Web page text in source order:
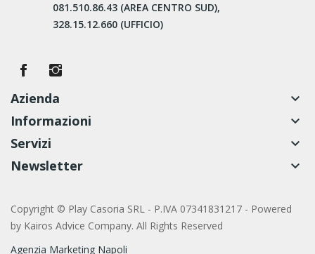
081.510.86.43 (AREA CENTRO SUD),
328.15.12.660 (UFFICIO)
Azienda
keyboard_arrow_down
Informazioni
keyboard_arrow_down
Servizi
keyboard_arrow_down
Newsletter
keyboard_arrow_down
Copyright © Play Casoria SRL - P.IVA 07341831217 - Powered
by Kairos Advice Company. All Rights Reserved
Agenzia Marketing Napoli